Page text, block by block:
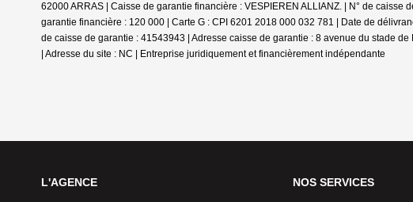
62000 ARRAS | Caisse de garantie financière : VESPIEREN ALLIANZ. | N° de
garantie financière : 120 000 | Carte G : CPI 6201 2018 000 032 781 | Date de
de caisse de garantie : 41543943 | Adresse caisse de garantie : 8 avenue du stade
| Adresse du site : NC |
Entreprise juridiquement et financièrement indépendante
L'AGENCE NOS SERVICES